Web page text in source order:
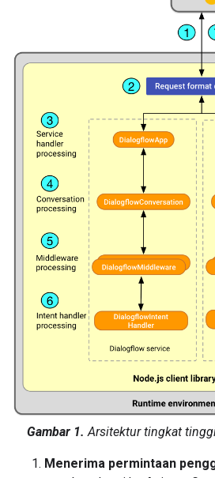
Gambar 1. Arsitektur tingkat
Menerima permintaan